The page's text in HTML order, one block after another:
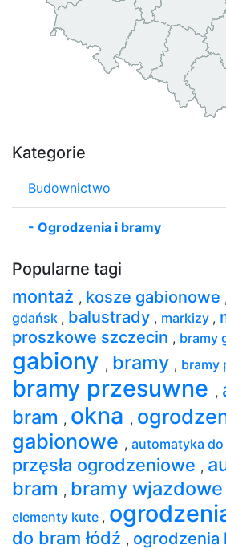
Kategorie
Budownictwo
- Ogrodzenia i bramy
Popularne tagi
montaż , kosze gabionowe ,
gdańsk , balustrady , markizy ,
proszkowe szczecin , bramy
gabiony , bramy , bramy
bramy przesuwne ,
bram , okna ,
gabionowe , automatyka
przęsła ogrodzeniowe ,
bram , bramy wjazdowe
elementy kute ,
do bram łódź , ogrodzenia